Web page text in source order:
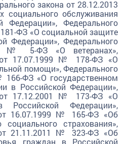
закона от 28.12.2013
обслуживания
Федерации», Федерального
ФЗ «О социальной защите
Федерации», Федерального
№ 5-ФЗ «О ветеранах»,
от 17.07.1999 № 178-ФЗ «О
помощи», Федерального
ФЗ «О государственном
в Российской Федерации»,
от 17.12.2001 № 173-ФЗ «О
Федерации»,
16.07.1999 № 165-ФЗ «Об
социального страхования»,
21.11.2011 № 323-ФЗ «Об
граждан в Российской